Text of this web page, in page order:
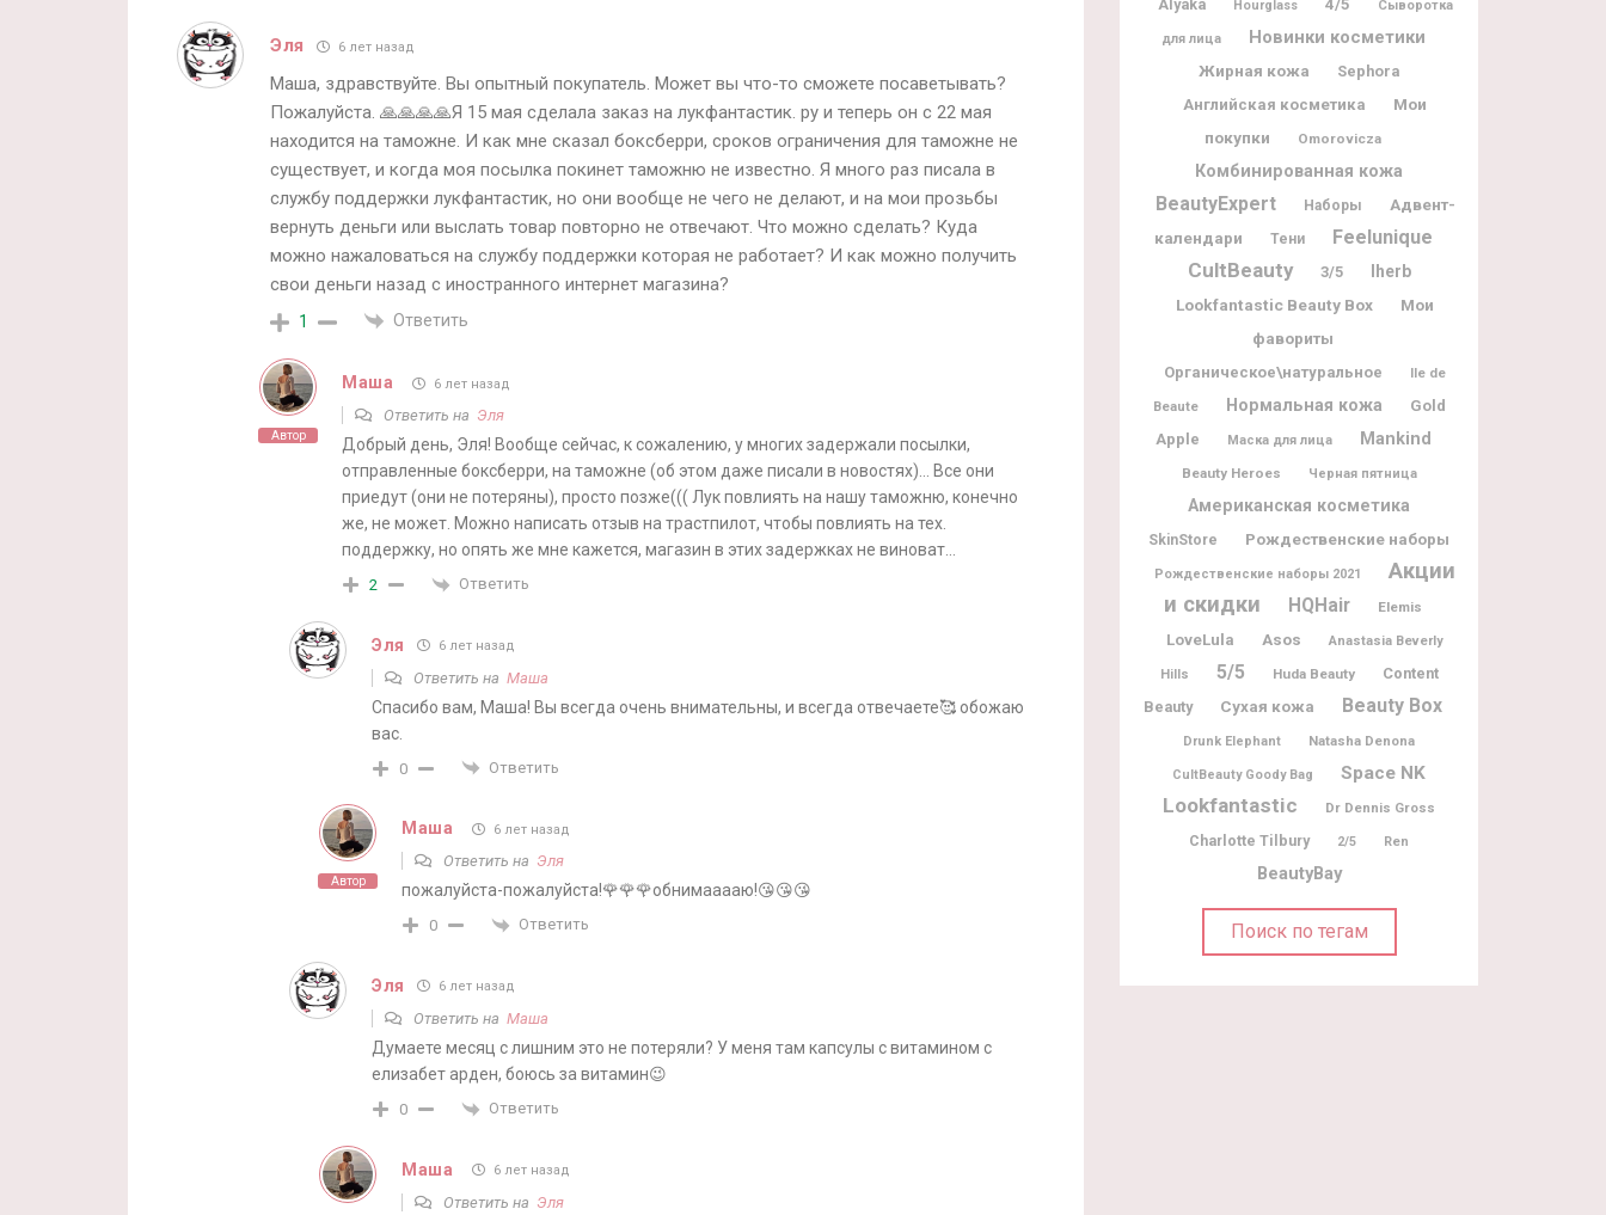
Эля 6 лет назад
Маша, здравствуйте. Вы опытный покупатель. Может вы что-то сможете посаветывать?
Пожалуйста. 🙏🙏🙏🙏Я 15 мая сделала заказ на лукфантастик. ру и теперь он с 22 мая
находится на таможне. И как мне сказал боксберри, сроков ограничения для таможне не
существует, и когда моя посылка покинет таможню не известно. Я много раз писала в
службу поддержки лукфантастик, но они вообще не чего не делают, и на мои прозьбы
вернуть деньги или выслать товар повторно не отвечают. Что можно сделать? Куда
можно нажаловаться на службу поддержки которая не работает? И как можно получить
свои деньги назад с иностранного интернет магазина?
1 Ответить
Автор
Маша 6 лет назад
Ответить на Эля
Добрый день, Эля! Вообще сейчас, к сожалению, у многих задержали посылки,
отправленные боксберри, на таможне (об этом даже писали в новостях)… Все они
приедут (они не потеряны), просто позже((( Лук повлиять на нашу таможню, конечно
же, не может. Можно написать отзыв на трастпилот, чтобы повлиять на тех.
поддержку, но опять же мне кажется, магазин в этих задержках не виноват…
2 Ответить
Эля 6 лет назад
Ответить на Маша
Спасибо вам, Маша! Вы всегда очень внимательны, и всегда отвечаете🥰 обожаю
вас.
0 Ответить
Автор
Маша 6 лет назад
Ответить на Эля
пожалуйста-пожалуйста!🌹🌹🌹обнимааааю!😘😘😘
0 Ответить
Эля 6 лет назад
Ответить на Маша
Думаете месяц с лишним это не потеряли? У меня там капсулы с витамином с
елизабет арден, боюсь за витамин😉
0 Ответить
Маша 6 лет назад
Ответить на Эля
Alyaka Hourglass 4/5 Сыворотка
для лица Новинки косметики
Жирная кожа
Sephora
Английская косметика
Мои
покупки
Omorovicza
Комбинированная кожа
BeautyExpert Наборы
Адвент-
календари
Тени Feelunique
CultBeauty 3/5
Iherb
Lookfantastic Beauty Box
Мои
фавориты
Органическое\натуральное
Ile de
Beaute
Нормальная кожа
Gold
Apple
Маска для лица Mankind
Beauty Heroes Черная пятница
Американская косметика
SkinStore Рождественские наборы
Рождественские наборы 2021
Акции
и скидки
HQHair Elemis
LoveLula Asos Anastasia Beverly
Hills 5/5 Huda Beauty
Content
Beauty
Сухая кожа Beauty Box
Drunk Elephant Natasha Denona
CultBeauty Goody Bag Space NK
Lookfantastic Dr Dennis Gross
Charlotte Tilbury 2/5 Ren
BeautyBay
Поиск по тегам